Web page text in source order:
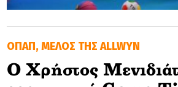
SOOZIE’S FRIENDS
CULTURE
ΟΠΑΠ, ΜΕΛΟΣ ΤΗΣ ALLWYN
Ο Χρήστος